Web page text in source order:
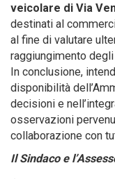
veicolare di Via
destinati al
al fine di valutare
raggiungimento
In conclusione,
disponibilità
decisioni e
osservazioni
collaborazione con
Il Sindaco e